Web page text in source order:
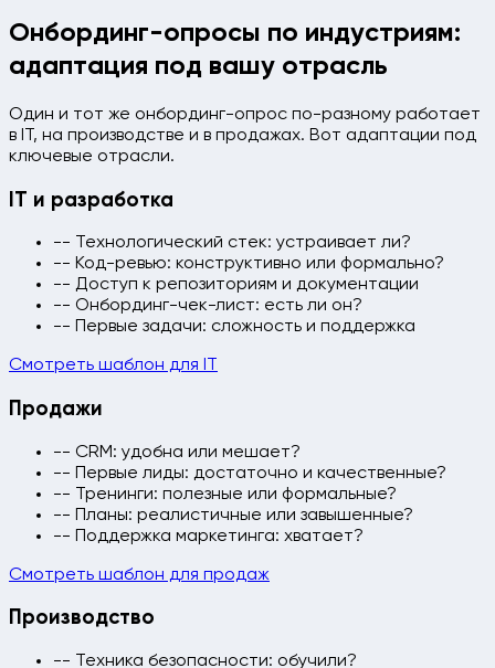
Онбординг-опросы по индустриям:
адаптация под вашу отрасль
Один и тот же онбординг-опрос по-разному работает
в IT, на производстве и в продажах. Вот адаптации под
ключевые отрасли.
IT и разработка
-- Технологический стек: устраивает ли?
-- Код-ревью: конструктивно или формально?
-- Доступ к репозиториям и документации
-- Онбординг-чек-лист: есть ли он?
-- Первые задачи: сложность и поддержка
Смотреть шаблон для IT
Продажи
-- CRM: удобна или мешает?
-- Первые лиды: достаточно и качественные?
-- Тренинги: полезные или формальные?
-- Планы: реалистичные или завышенные?
-- Поддержка маркетинга: хватает?
Смотреть шаблон для продаж
Производство
-- Техника безопасности: обучили?